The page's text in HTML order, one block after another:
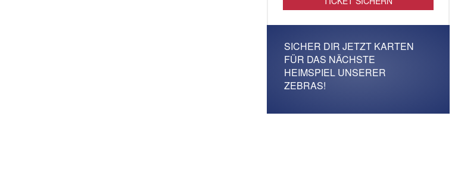
SICHER DIR JETZT KARTEN
FÜR DAS NÄCHSTE
HEIMSPIEL UNSERER
ZEBRAS!